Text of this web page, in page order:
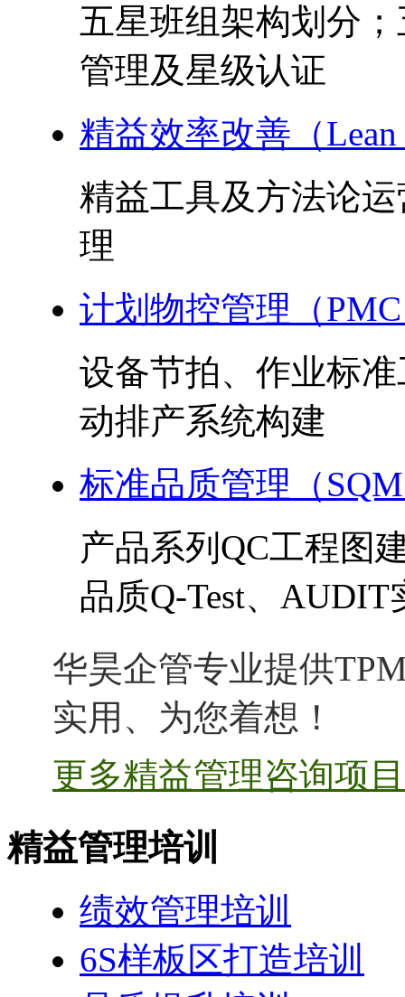
五星班组架构划分
管理及星级认证
精益效率改善（
精益工具及方法论
理
计划物控管理（
设备节拍、作业标
动排产系统构建
标准品质管理（
产品系列QC工程图
品质Q-Test、AUDIT
华昊企管专业提供
实用、为您着想！
更多精益管理咨询项
精益管理培训
绩效管理培训
6S样板区打造培训